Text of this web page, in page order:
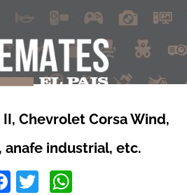
Chevrolet Corsa Wind,
anafe industrial, etc.
Facebook
Twitter